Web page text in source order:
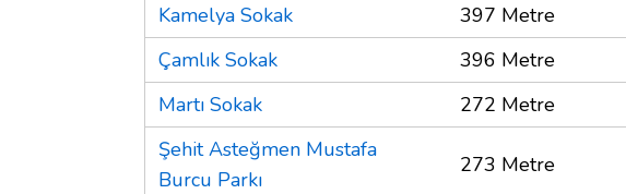
Kamelya Sokak
397 Metre
Çamlık Sokak
396 Metre
Martı Sokak
272 Metre
Şehit Asteğmen Mustafa
Burcu Parkı
273 Metre